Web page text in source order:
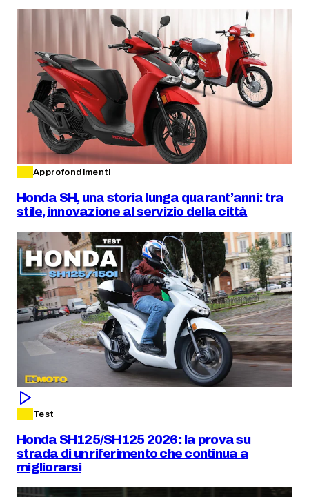
Approfondimenti
Honda SH, una storia lunga quarant’anni: tra
stile, innovazione al servizio della città
Test
Honda SH125/SH125 2026: la prova su
strada di un riferimento che continua a
migliorarsi